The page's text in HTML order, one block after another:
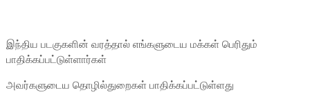
இந்திய படகுகளின் வரத்தால் எங்களுடைய மக்கள் பெரிதும்
பாதிக்கப்பட்டுள்ளார்கள்
அவர்களுடைய தொழில்துறைகள் பாதிக்கப்பட்டுள்ளது